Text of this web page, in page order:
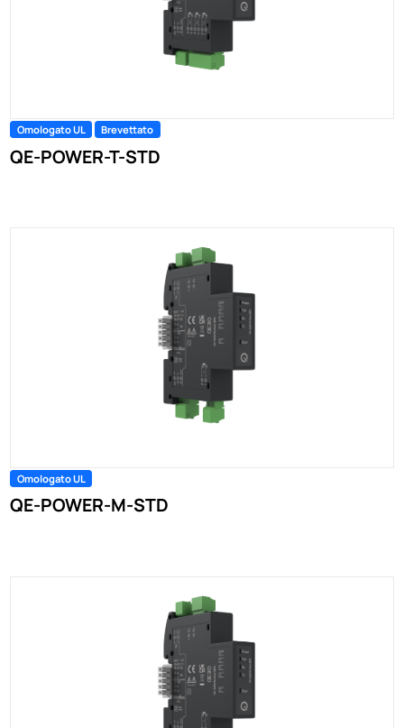
Omologato UL Brevettato
QE-POWER-T-STD
Omologato UL
QE-POWER-M-STD